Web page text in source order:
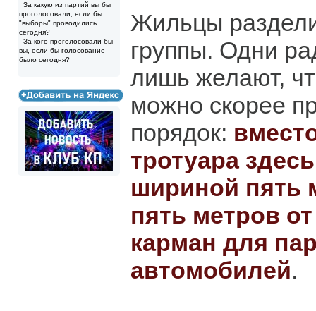
За какую из партий вы бы
проголосовали, если бы
"выборы" проводились
сегодня?
За кого проголосовали бы
вы, если бы голосование
было сегодня?
Жильцы
группы. Одни
лишь желают,
можно скорее
порядок:
тротуара
шириной пять
пять метров
карман для
автомобилей.